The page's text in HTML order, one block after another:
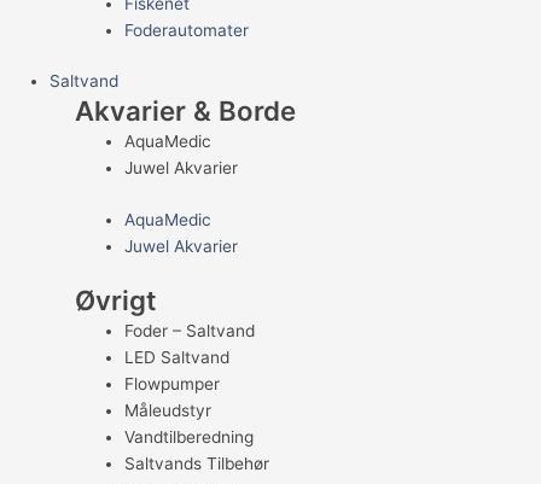
Foderautomater
Saltvand
Akvarier & Borde
AquaMedic
Juwel Akvarier
AquaMedic
Juwel Akvarier
Øvrigt
Foder – Saltvand
LED Saltvand
Flowpumper
Måleudstyr
Vandtilberedning
Saltvands Tilbehør